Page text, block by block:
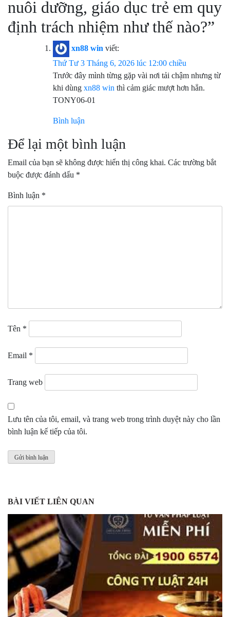
nuôi dưỡng, giáo dục trẻ em quy
định trách nhiệm như thế nào?”
xn88 win viết:
Thứ Tư 3 Tháng 6, 2026 lúc 12:00 chiều
Trước đây mình từng gặp vài nơi tải chậm nhưng từ
khi dùng xn88 win thì cảm giác mượt hơn hẳn.
TONY06-01
Bình luận
Để lại một bình luận
Email của bạn sẽ không được hiển thị công khai. Các trường bắt
buộc được đánh dấu *
Bình luận *
Tên *
Email *
Trang web
Lưu tên của tôi, email, và trang web trong trình duyệt này cho lần
bình luận kế tiếp của tôi.
BÀI VIẾT LIÊN QUAN